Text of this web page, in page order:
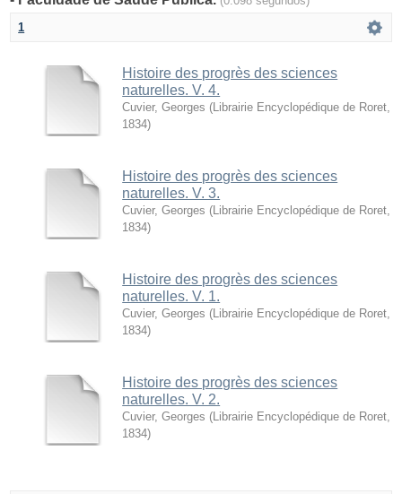
1
Histoire des progrès des sciences
naturelles. V. 4.
Cuvier, Georges ( Librairie Encyclopédique de Roret
1834)
Histoire des progrès des sciences
naturelles. V. 3.
Cuvier, Georges ( Librairie Encyclopédique de Roret
1834)
Histoire des progrès des sciences
naturelles. V. 1.
Cuvier, Georges ( Librairie Encyclopédique de Roret
1834)
Histoire des progrès des sciences
naturelles. V. 2.
Cuvier, Georges ( Librairie Encyclopédique de Roret
1834)